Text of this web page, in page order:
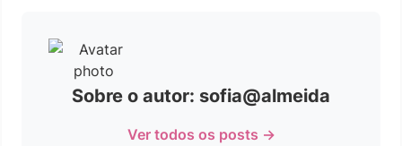
Sobre o autor: sofia@almeida
Ver todos os posts →